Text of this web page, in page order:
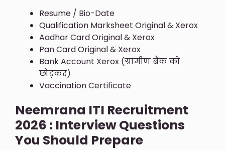
Resume / Bio-Date
Qualification Marksheet Original & Xerox
Aadhar Card Original & Xerox
Pan Card Original & Xerox
Bank Account Xerox (ग्रामीण बैंक को
छोड़कर)
Vaccination Certificate
Neemrana ITI Recruitment
2026 : Interview Questions
You Should Prepare